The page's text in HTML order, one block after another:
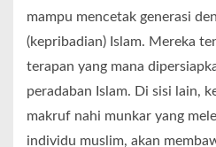
mampu mencetak generasi
(kepribadian) Islam. Mereka
terapan yang mana
peradaban Islam. Di sisi lain,
makruf nahi munkar yang
individu muslim, akan